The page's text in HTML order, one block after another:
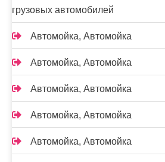
грузовых автомобилей
Автомойка, Автомойка
Автомойка, Автомойка
Автомойка, Автомойка
Автомойка, Автомойка
Автомойка, Автомойка